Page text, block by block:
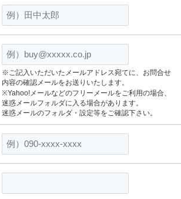
※ご記入いただいたメールアドレス宛てに、お問合せ
内容の確認メールをお送りいたします。
※Yahoo!メールなどのフリーメールをご利用の場合、
迷惑メールフォルダに入る場合があります。
迷惑メールのフォルダ・設定等をご確認下さい。